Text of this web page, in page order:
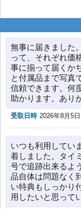
無事に届きました
って、それぞれ価
事に揃って届くか
と付属品まで写真
信頼できます。何
助かります。あり
受取日時 2026年8月5
いつも利用してい
着しました。タイ
号で追跡出来るよ
品自体は問題なく
い特典もしっかり
用したいと思って